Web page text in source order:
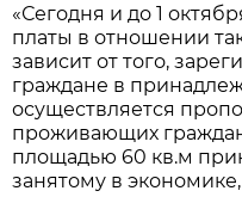
«Сегодня и до 1
платы в отношении
зависит от того,
граждане в
осуществляется
проживающих
площадью 60 кв.м
занятому в